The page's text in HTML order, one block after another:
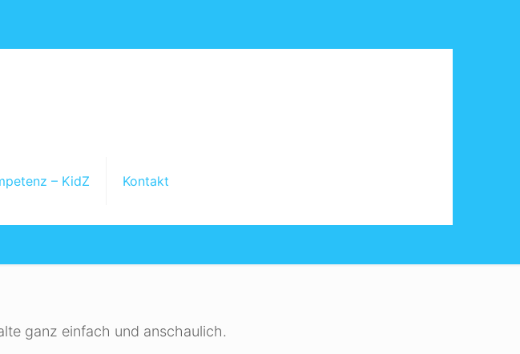
– KidZ Kontakt
ganz einfach und anschaulich.